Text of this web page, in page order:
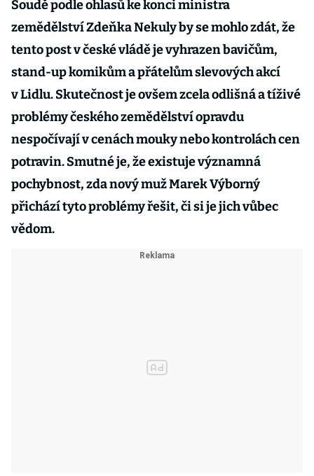
Soudě podle ohlasů ke konci ministra
zemědělství Zdeňka Nekuly by se mohlo zdát, že
tento post v české vládě je vyhrazen bavičům,
stand-up komikům a přátelům slevových akcí
v Lidlu. Skutečnost je ovšem zcela odlišná a tíživé
problémy českého zemědělství opravdu
nespočívají v cenách mouky nebo kontrolách cen
potravin. Smutné je, že existuje významná
pochybnost, zda nový muž Marek Výborný
přichází tyto problémy řešit, či si je jich vůbec
vědom.